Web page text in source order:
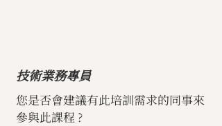
技術業務專員
您是否會建議有此培訓需求的同事來
參與此課程 ?